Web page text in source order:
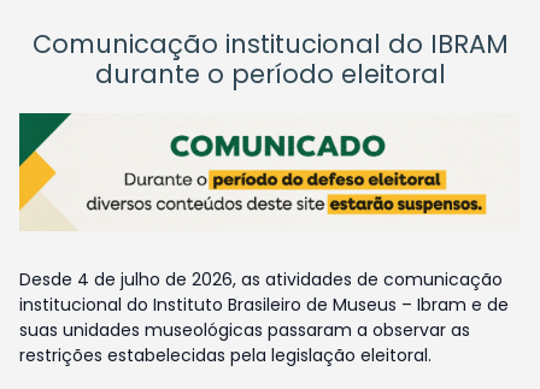
Comunicação institucional do IBRAM
durante o período eleitoral
Desde 4 de julho de 2026, as atividades de comunicação
institucional do Instituto Brasileiro de Museus – Ibram e de
suas unidades museológicas passaram a observar as
restrições estabelecidas pela legislação eleitoral.